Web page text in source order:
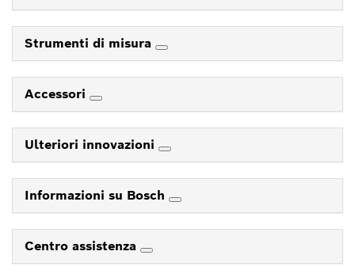
Strumenti di misura
Accessori
Ulteriori innovazioni
Informazioni su Bosch
Centro assistenza